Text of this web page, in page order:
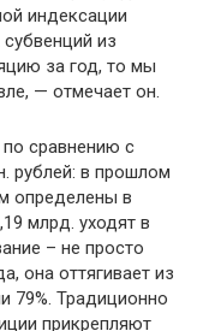
индексации
из
за год, то мы
— отмечает он.
сравнению с
рублей: в прошлом
определены в
млрд. уходят в
– не просто
она оттягивает из
79%. Традиционно
прикрепляют